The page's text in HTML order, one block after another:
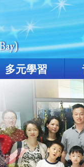
多元學習